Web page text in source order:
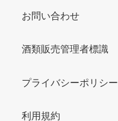
お問い合わせ
酒類販売管理者標識
プライバシーポリシー
利用規約